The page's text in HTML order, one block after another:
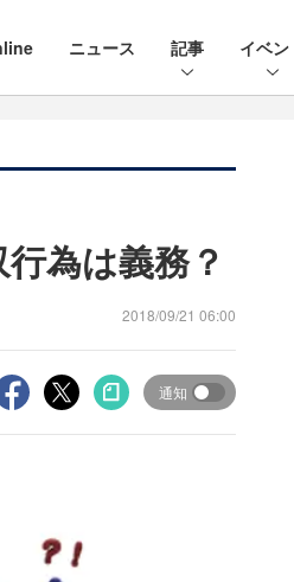
ニュース 記事 イベン
為は義務？
2018/09/21 06:00
通知